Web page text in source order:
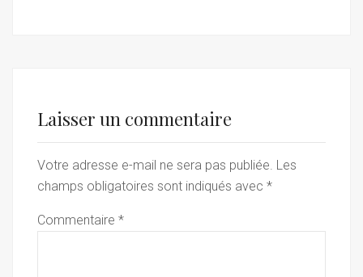
Laisser un commentaire
Votre adresse e-mail ne sera pas publiée. Les
champs obligatoires sont indiqués avec *
Commentaire *